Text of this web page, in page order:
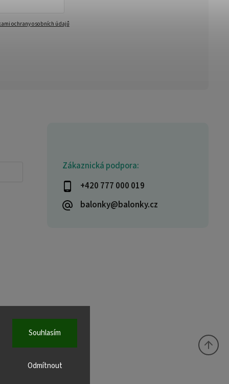
Odmítnout
Souhlasím
Zákaznická podpora:
+420 777 000 019
balonky@balonky.cz
ochrany osobních údajů